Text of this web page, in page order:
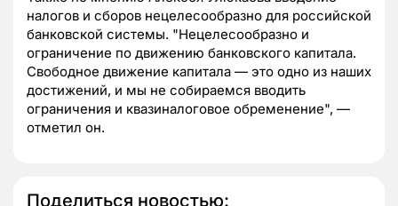
налогов и сборов нецелесообразно для российской
банковской системы. "Нецелесообразно и
ограничение по движению банковского капитала.
Свободное движение капитала — это одно из наших
достижений, и мы не собираемся вводить
ограничения и квазиналоговое обременение", —
отметил он.
Поделиться новостью: